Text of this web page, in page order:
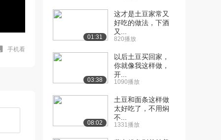
手机看
01:31
这才是土豆家常又
好吃的做法，下酒
又...
820播放
03:38
以后土豆买回家，
你就像我这样做，
开...
1090播放
08:02
土豆和面条这样做
太好吃了，不用焖
不...
1331播放